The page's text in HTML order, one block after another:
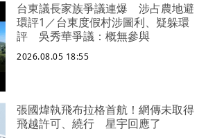
台東議長家族爭議連爆 涉占農地避
環評1／台東度假村涉圖利、疑躲環
評 吳秀華爭議：概無參與
2026.08.05 18:55
張國煒執飛布拉格首航！網傳未取得
飛越許可、繞行 星宇回應了